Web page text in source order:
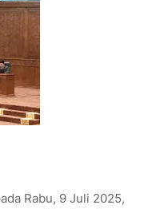
Rabu, 9 Juli 2025,